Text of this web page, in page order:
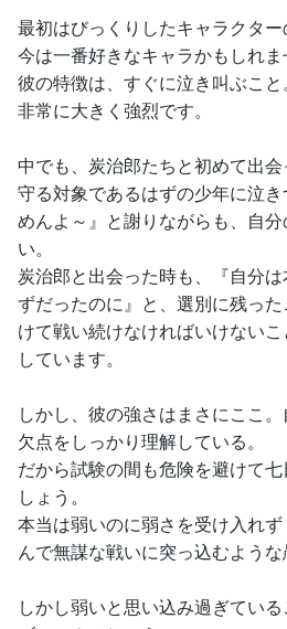
最初はびっくりしたキャラクター
今は一番好きなキャラかもしれま
彼の特徴は、すぐに泣き叫ぶこ
非常に大きく強烈です。
中でも、炭治郎たちと初めて出会
守る対象であるはずの少年に泣
めんよ～』と謝りながらも、自
い。
炭治郎と出会った時も、『自分
ずだったのに』と、選別に残っ
けて戦い続けなければいけない
しています。
しかし、彼の強さはまさにここ
欠点をしっかり理解している。
だから試験の間も危険を避けて
しょう。
本当は弱いのに弱さを受け入れ
んで無謀な戦いに突っ込むような
しかし弱いと思い込み過ぎてい